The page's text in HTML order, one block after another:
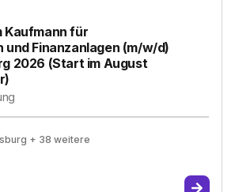
Kaufmann für
und Finanzanlagen (m/w/d)
2026 (Start im August
+ 38 weitere